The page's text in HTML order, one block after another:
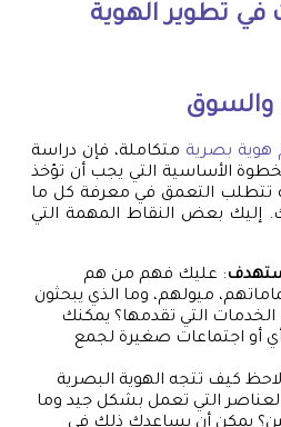
تطوير الهوية
بصرية متكاملة، فإن دراسة
الأساسية التي يجب أن تؤخذ
تتطلب التعمق في معرفة كل ما
بعض النقاط المهمة التي
: عليك فهم من هم
ميولهم، وما الذي يبحثون
الخدمات التي تقدمها؟ يمكنك
أو اجتماعات صغيرة لجمع
كيف تتجه الهوية البصرية
التي تعمل بشكل جيد وما